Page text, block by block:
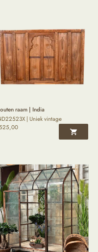
raam | India
| Uniek vintage